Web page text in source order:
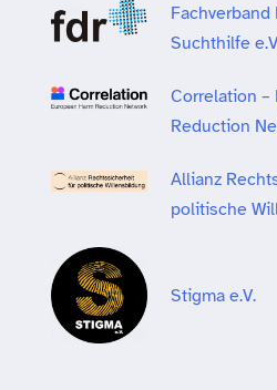
Suchthilfe
Correlation –
Reduction
Allianz
politische
Stigma e.V.